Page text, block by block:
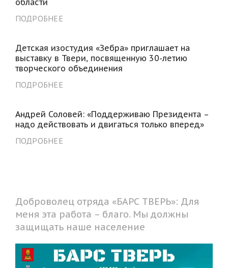
ПОДРОБНЕЕ
Детская изостудия «Зебра» приглашает на
выставку в Твери, посвященную 30-летию
творческого объединения
ПОДРОБНЕЕ
Андрей Соловей: «Поддерживаю Президента –
надо действовать и двигаться только вперед»
ПОДРОБНЕЕ
Доброволец отряда «БАРС ТВЕРЬ»: Для
меня эта работа – благо. Мы должны
защищать наше население